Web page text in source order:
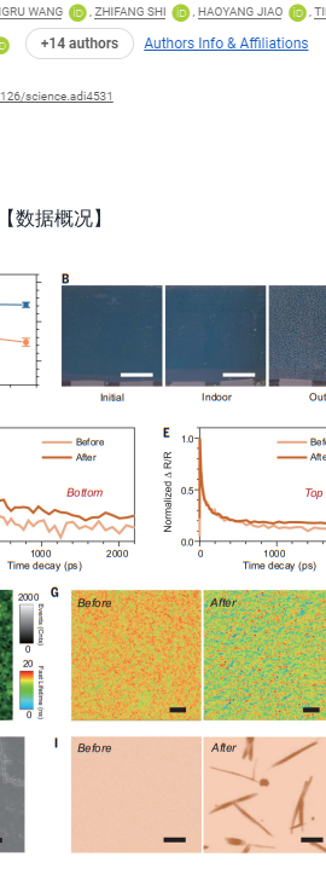
【数据概况】